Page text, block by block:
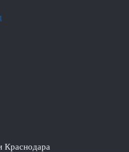
Краснодара